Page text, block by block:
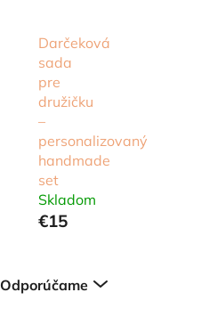
Darčeková
sada
pre
družičku
–
personalizovaný
handmade
set
Skladom
€15
Odporúčame